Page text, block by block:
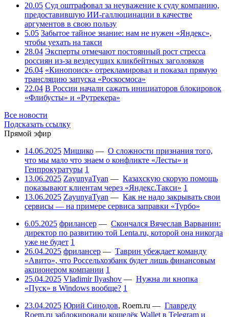
20.05 Суд оштрафовал за неуважение к суду компанию,
предоставившую ИИ-галлюцинации в качестве
аргументов в свою пользу
5.05 Забытое тайное знание: нам не нужен «Яндекс»,
чтобы уехать на такси
28.04 Эксперты отмечают постоянный рост стресса
россиян из-за вездесущих кликбейтных заголовков
26.04 «Кинопоиск» отрекламировал и показал прямую
трансляцию запуска «Роскосмоса»
22.04 В России начали сажать инициаторов блокировок
«Флибусты» и «Рутрекера»
Все новости
Подсказать ссылку
Прямой эфир
14.06.2025 Мишико — О сложности признания того,
что мы мало что знаем о конфликте «Лесты» и
Генпрокуратуры 1
13.06.2025 ZayunyaTyan — Казахскую скорую помощь
показывают клиентам через «Яндекс.Такси» 1
13.06.2025 ZayunyaTyan — Как не надо закрывать свои
сервисы — на примере сервиса заправки «Турбо»
6.05.2025 фрилансер — Скончался Вячеслав Варванин:
директор по развитию той Lenta.ru, которой она никогда
уже не будет 1
26.04.2025 фрилансер — Таврин убеждает команду
«Авито», что Россельхозбанк будет лишь финансовым
акционером компании 1
25.04.2025 Vladimir Ilyashov — Нужна ли кнопка
«Пуск» в Windows вообще? 1
23.04.2025 Юрий Синодов, Roem.ru — Главреду
Roem.ru заблокировали кошелёк Wallet в Telegram и